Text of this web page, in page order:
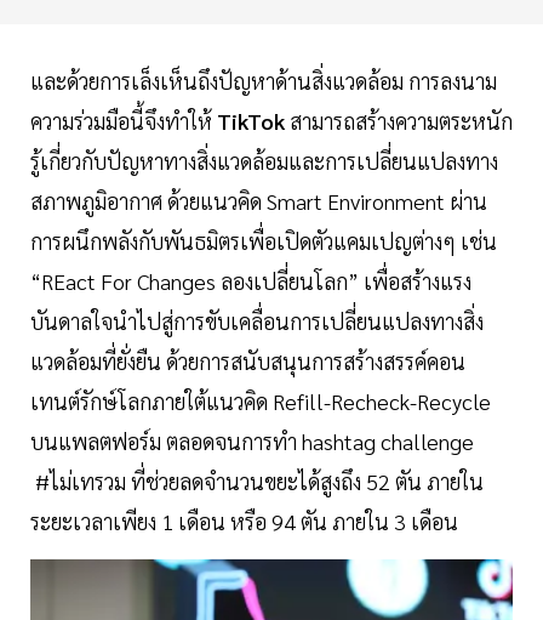
และด้วยการเล็งเห็นถึงปัญหาด้านสิ่งแวดล้อม การลงนาม
ความร่วมมือนี้จึงทำให้ TikTok สามารถสร้างความตระหนัก
รู้เกี่ยวกับปัญหาทางสิ่งแวดล้อมและการเปลี่ยนแปลงทาง
สภาพภูมิอากาศ ด้วยแนวคิด Smart Environment ผ่าน
การผนึกพลังกับพันธมิตรเพื่อเปิดตัวแคมเปญต่างๆ เช่น
“REact For Changes ลองเปลี่ยนโลก” เพื่อสร้างแรง
บันดาลใจนำไปสู่การขับเคลื่อนการเปลี่ยนแปลงทางสิ่ง
แวดล้อมที่ยั่งยืน ด้วยการสนับสนุนการสร้างสรรค์คอน
เทนต์รักษ์โลกภายใต้แนวคิด Refill-Recheck-Recycle
บนแพลตฟอร์ม ตลอดจนการทำ hashtag challenge
#ไม่เทรวม ที่ช่วยลดจำนวนขยะได้สูงถึง 52 ตัน ภายใน
ระยะเวลาเพียง 1 เดือน หรือ 94 ตัน ภายใน 3 เดือน